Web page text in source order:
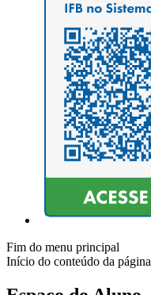
Fim do menu principal
Início do conteúdo da página